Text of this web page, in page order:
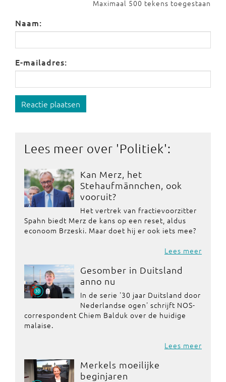
Maximaal 500 tekens toegestaan
Naam:
E-mailadres:
Reactie plaatsen
Lees meer over 'Politiek':
Kan Merz, het
Stehaufmännchen, ook
vooruit?
Het vertrek van fractievoorzitter
Spahn biedt Merz de kans op een reset, aldus
econoom Brzeski. Maar doet hij er ook iets mee?
Lees meer
Gesomber in Duitsland
anno nu
In de serie '30 jaar Duitsland door
Nederlandse ogen' schrijft NOS-
correspondent Chiem Balduk over de huidige
malaise.
Lees meer
Merkels moeilijke
beginjaren